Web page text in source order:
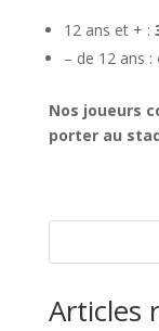
12 ans et + :
– de 12 ans :
Nos joueurs
porter au
Articles